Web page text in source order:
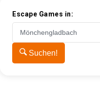
Escape Games in:
Suchen!